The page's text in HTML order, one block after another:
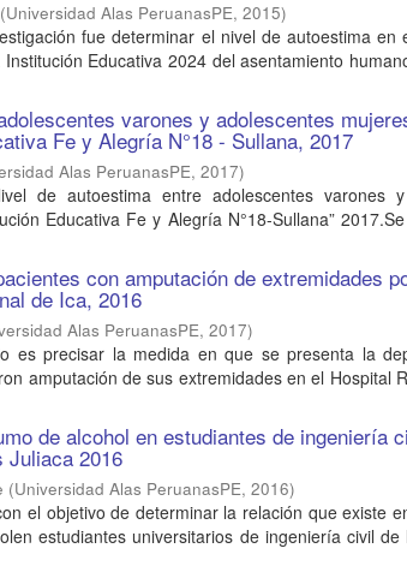
(Universidad Alas PeruanasPE,2015)
fue determinar el nivel de autoestima en
Educativa 2024 del asentamiento
varones y adolescentes
Fe y Alegría N°18 - Sullana, 2017
Alas PeruanasPE,2017)
de autoestima entre adolescentes varones
Educativa Fe y Alegría N°18-Sullana”
con amputación de extremidades
de Ica, 2016
Alas PeruanasPE,2017)
es precisar la medida en que se presenta la
amputación de sus extremidades en el Hospital
de alcohol en estudiantes de ingeniería
Juliaca 2016
(Universidad Alas PeruanasPE,2016)
el objetivo de determinar la relación que existe
estudiantes universitarios de ingeniería civil de